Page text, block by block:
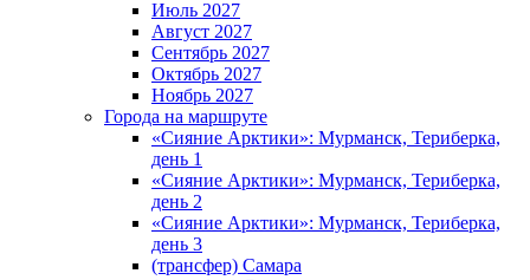
Июль 2027
Август 2027
Сентябрь 2027
Октябрь 2027
Ноябрь 2027
Города на маршруте
«Сияние Арктики»: Мурманск, Териберка,
день 1
«Сияние Арктики»: Мурманск, Териберка,
день 2
«Сияние Арктики»: Мурманск, Териберка,
день 3
(трансфер) Самара